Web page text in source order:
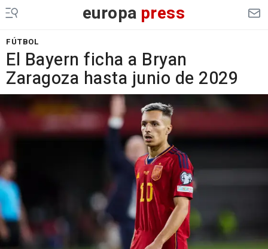
europa press
FÚTBOL
El Bayern ficha a Bryan
Zaragoza hasta junio de 2029